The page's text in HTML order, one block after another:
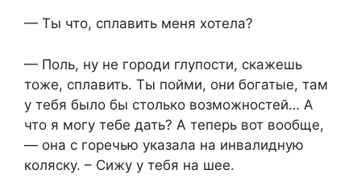
— Ты что, сплавить меня хотела?
— Поль, ну не городи глупости, скажешь
тоже, сплавить. Ты пойми, они богатые, там
у тебя было бы столько возможностей… А
что я могу тебе дать? А теперь вот вообще,
— она с горечью указала на инвалидную
коляску. – Сижу у тебя на шее.